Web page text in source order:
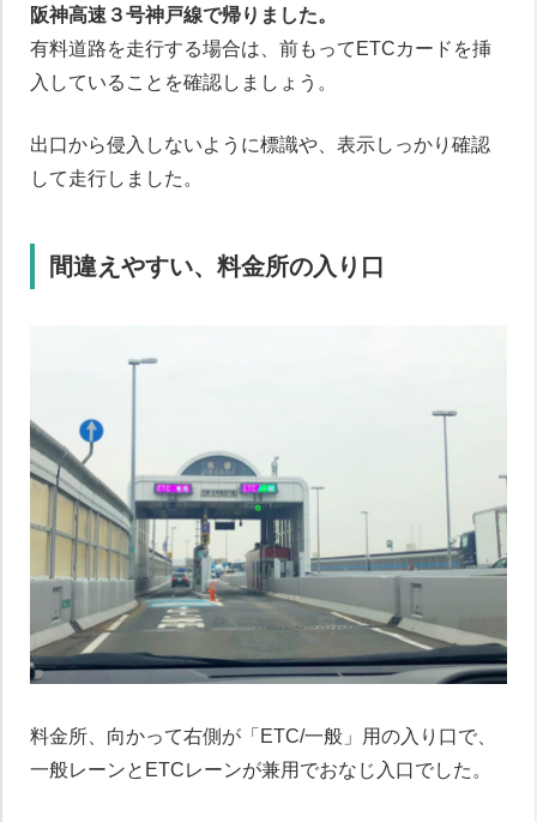
阪神高速３号神戸線で帰りました。
有料道路を走行する場合は、前もってETCカードを挿
入していることを確認しましょう。
出口から侵入しないように標識や、表示しっかり確認
して走行しました。
間違えやすい、料金所の入り口
料金所、向かって右側が「ETC/一般」用の入り口で、
一般レーンとETCレーンが兼用でおなじ入口でした。